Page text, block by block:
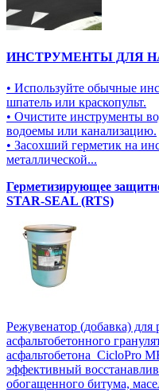
ИНСТРУМЕНТЫ ДЛЯ
• Используйте обычные
шпатель или краскопульт.
• Очистите инструменты
водоемы или канализацию.
• Засохший герметик на
металлической...
Герметизирующее
STAR-SEAL (RTS)
Режувенатор (добавка) для
асфальтобетонного
асфальтобетона CicloPro
эффективный
обогащенного битума,